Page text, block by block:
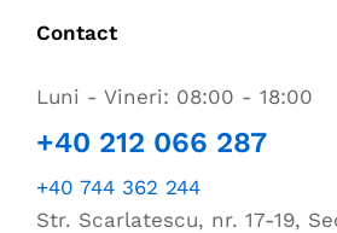
Contact
Luni - Vineri: 08:00 - 18:00
+40 212 066 287
+40 744 362 244
Str. Scarlatescu, nr. 17-19,